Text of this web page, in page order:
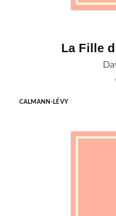
La Fille
CALMANN-LÉVY